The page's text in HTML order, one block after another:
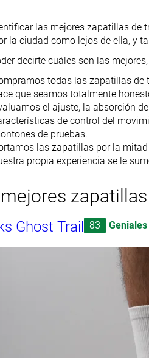
las mejores zapatillas de
la ciudad como lejos de ella, y
decirte cuáles son las
todas las zapatillas
que seamos totalmente
el ajuste, la absorción
de control del
de pruebas.
las zapatillas por la
propia experiencia se le
Ghost Trail 83 Geniales